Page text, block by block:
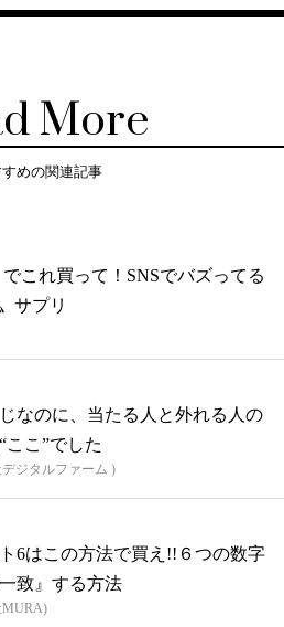
More
めの関連記事
でこれ買って！SNSでバズってる
サプリ
なのに、当たる人と外れる人の
ここ”でした
ジタルファーム )
6はこの方法で買え!!６つの数字
致』する方法
MURA)